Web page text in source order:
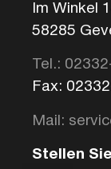
Im Winkel
58285
Tel.:
Fax:
Mail:
Stellen